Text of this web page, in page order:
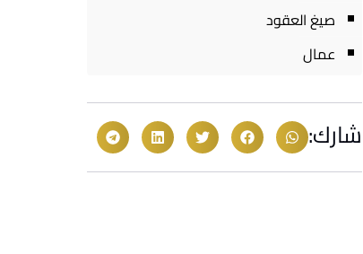
صيغ العقود
عمال
شارك: